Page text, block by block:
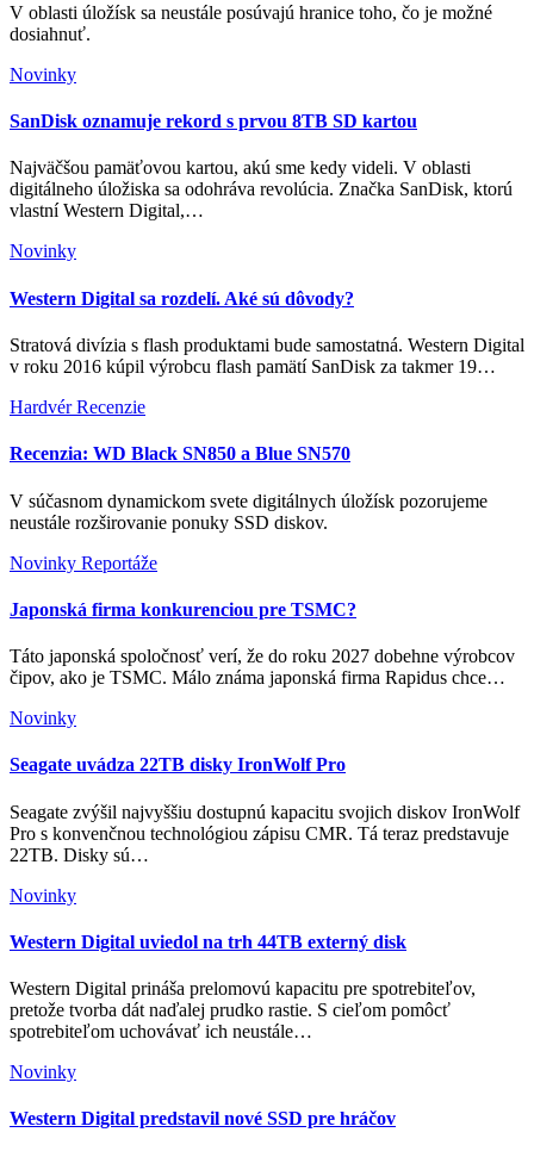
V oblasti úložísk sa neustále posúvajú hranice toho, čo je možné
dosiahnuť.
Novinky
SanDisk oznamuje rekord s prvou 8TB SD kartou
Najväčšou pamäťovou kartou, akú sme kedy videli. V oblasti
digitálneho úložiska sa odohráva revolúcia. Značka SanDisk, ktorú
vlastní Western Digital,…
Novinky
Western Digital sa rozdelí. Aké sú dôvody?
Stratová divízia s flash produktami bude samostatná. Western Digital
v roku 2016 kúpil výrobcu flash pamätí SanDisk za takmer 19…
HardvérRecenzie
Recenzia: WD Black SN850 a Blue SN570
V súčasnom dynamickom svete digitálnych úložísk pozorujeme
neustále rozširovanie ponuky SSD diskov.
Novinky Reportáže
Japonská firma konkurenciou pre TSMC?
Táto japonská spoločnosť verí, že do roku 2027 dobehne výrobcov
čipov, ako je TSMC. Málo známa japonská firma Rapidus chce…
Novinky
Seagate uvádza 22TB disky IronWolf Pro
Seagate zvýšil najvyššiu dostupnú kapacitu svojich diskov IronWolf
Pro s konvenčnou technológiou zápisu CMR. Tá teraz predstavuje
22TB. Disky sú…
Novinky
Western Digital uviedol na trh 44TB externý disk
Western Digital prináša prelomovú kapacitu pre spotrebiteľov,
pretože tvorba dát naďalej prudko rastie. S cieľom pomôcť
spotrebiteľom uchovávať ich neustále…
Novinky
Western Digital predstavil nové SSD pre hráčov